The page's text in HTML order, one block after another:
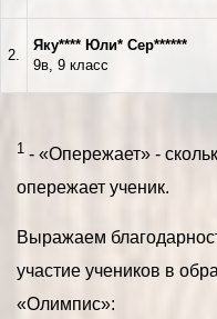
2.
Яку**** Юли* Сер******
9в, 9 класс
1 - «Опережает» -
опережает ученик.
Выражаем
участие учеников в
«Олимпис»: